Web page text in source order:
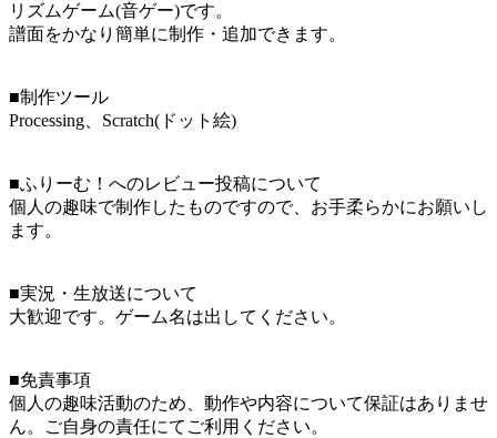
リズムゲーム(音ゲー)です。
譜面をかなり簡単に制作・追加できます。
■制作ツール
Processing、Scratch(ドット絵)
■ふりーむ！へのレビュー投稿について
個人の趣味で制作したものですので、お手柔らかにお願いし
ます。
■実況・生放送について
大歓迎です。ゲーム名は出してください。
■免責事項
個人の趣味活動のため、動作や内容について保証はありませ
ん。ご自身の責任にてご利用ください。